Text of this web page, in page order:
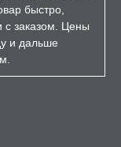
быстро,
с заказом. Цены
и дальше